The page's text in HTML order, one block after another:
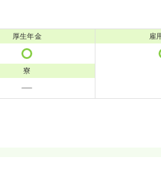
厚生年金 雇
寮